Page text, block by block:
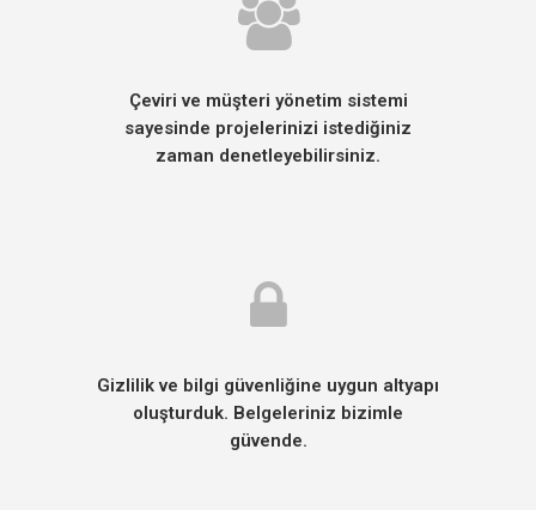
Çeviri ve müşteri yönetim sistemi
sayesinde projelerinizi istediğiniz
zaman denetleyebilirsiniz.
Gizlilik ve bilgi güvenliğine uygun altyapı
oluşturduk. Belgeleriniz bizimle
güvende.